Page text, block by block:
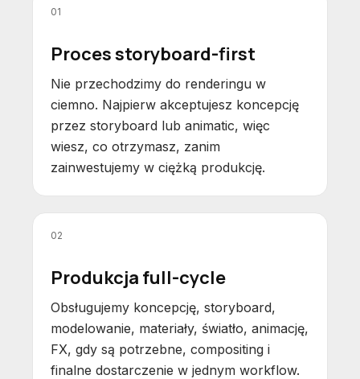
01
Proces storyboard-first
Nie przechodzimy do renderingu w
ciemno. Najpierw akceptujesz koncepcję
przez storyboard lub animatic, więc
wiesz, co otrzymasz, zanim
zainwestujemy w ciężką produkcję.
02
Produkcja full-cycle
Obsługujemy koncepcję, storyboard,
modelowanie, materiały, światło, animację,
FX, gdy są potrzebne, compositing i
finalne dostarczenie w jednym workflow.